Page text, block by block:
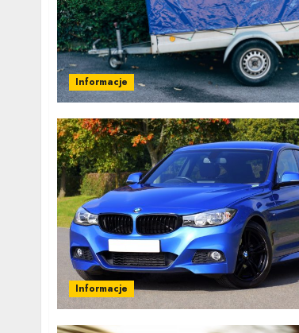
Informacje
Informacje